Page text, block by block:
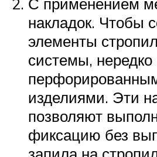
накладок. Чтобы
элементы
системы, нередко
изделиями. Эти
позволяют
фиксацию без
запила на